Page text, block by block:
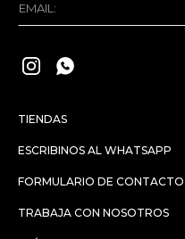
TIENDAS
ESCRIBINOS AL WHATSAPP
FORMULARIO DE CONTACTO
TRABAJA CON NOSOTROS
 